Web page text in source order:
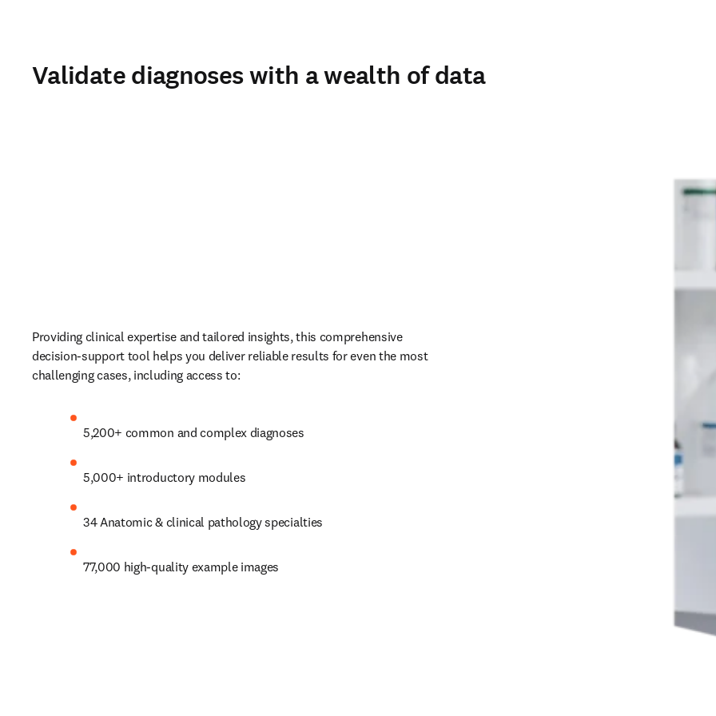
Validate diagnoses with a wealth of data
Providing clinical expertise and tailored insights, this comprehensive
decision-support tool helps you deliver reliable results for even the most
challenging cases, including access to:
5,200+ common and complex diagnoses
5,000+ introductory modules
34 Anatomic & clinical pathology specialties
77,000 high-quality example images